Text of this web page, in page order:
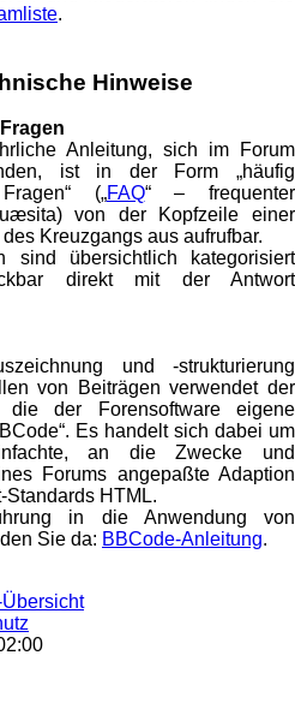
.
Hinweise
Anleitung, sich im Forum
ist in der Form „häufig
(„FAQ“ – frequenter
von der Kopfzeile einer
Kreuzgangs aus aufrufbar.
sind übersichtlich kategorisiert
direkt mit der Antwort
und -strukturierung
von Beiträgen verwendet der
die der Forensoftware eigene
Es handelt sich dabei um
an die Zwecke und
Forums angepaßte Adaption
Standards HTML.
in die Anwendung von
Sie da: BBCode-Anleitung.